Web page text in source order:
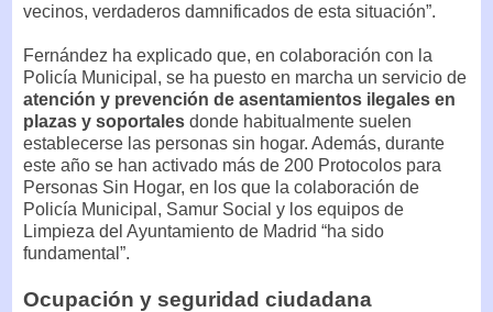
vecinos, verdaderos damnificados de esta situación”.
Fernández ha explicado que, en colaboración con la
Policía Municipal, se ha puesto en marcha un servicio de
atención y prevención de asentamientos ilegales en
plazas y soportales donde habitualmente suelen
establecerse las personas sin hogar. Además, durante
este año se han activado más de 200 Protocolos para
Personas Sin Hogar, en los que la colaboración de
Policía Municipal, Samur Social y los equipos de
Limpieza del Ayuntamiento de Madrid “ha sido
fundamental”.
Ocupación y seguridad ciudadana